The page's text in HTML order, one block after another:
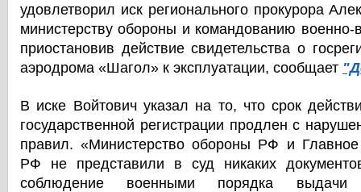
удовлетворил иск регионального прокурора
министерству обороны и командованию
приостановив действие свидетельства о
аэродрома «Шагол» к эксплуатации, сообщает
В иске Войтович указал на то, что срок
государственной регистрации продлен с
правил. «Министерство обороны РФ и
РФ не представили в суд никаких
соблюдение военными порядка выдачи